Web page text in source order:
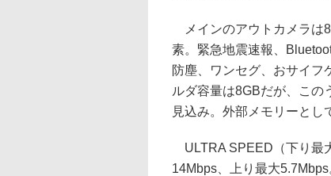
メインのアウトカメラは
素。緊急地震速報、
防塵、ワンセグ、おサイフ
ルダ容量は8GBだが、この
見込み。外部メモリーとし
ULTRA SPEED（下り最
14Mbps、上り最大